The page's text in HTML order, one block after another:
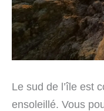
Le sud de l’île est
ensoleillé. Vous